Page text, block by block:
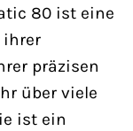
80 ist eine
ihrer
präzisen
über viele
ist ein